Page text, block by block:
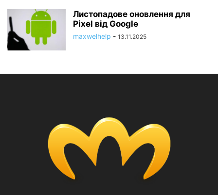
Листопадове оновлення для
Pixel від Google
maxwelhelp - 13.11.2025